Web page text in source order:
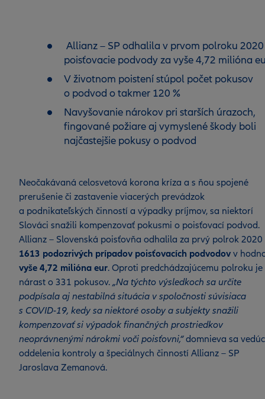
Allianz – SP odhalila v prvom polroku 2020
poisťovacie podvody za vyše 4,72 milióna
V životnom poistení stúpol počet pokusov
o podvod o takmer 120 %
Navyšovanie nárokov pri starších úrazoch,
fingované požiare aj vymyslené škody boli
najčastejšie pokusy o podvod
Neočakávaná celosvetová korona kríza a s ňou spojené
prerušenie či zastavenie viacerých prevádzok
a podnikateľských činností a výpadky príjmov, sa niektorí
Slováci snažili kompenzovať pokusmi o poisťovací podvod.
Allianz – Slovenská poisťovňa odhalila za prvý polrok 2020
1613 podozrivých prípadov poisťovacích podvodov v
vyše 4,72 milióna eur. Oproti predchádzajúcemu polroku je
nárast o 331 pokusov. „Na týchto výsledkoch sa určite
podpísala aj nestabilná situácia v spoločnosti súvisiaca
s COVID-19, kedy sa niektoré osoby a subjekty snažili
kompenzovať si výpadok finančných prostriedkov
neoprávnenými nárokmi voči poisťovni,“domnieva sa
oddelenia kontroly a špeciálnych činností Allianz – SP
Jaroslava Zemanová.